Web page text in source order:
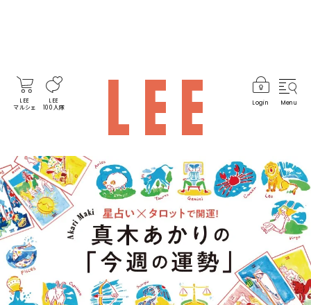
LEE
マルシェ
LEE
100人隊
Login Menu